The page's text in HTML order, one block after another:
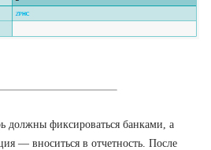
должны фиксироваться банками, а
— вноситься в отчетность. После